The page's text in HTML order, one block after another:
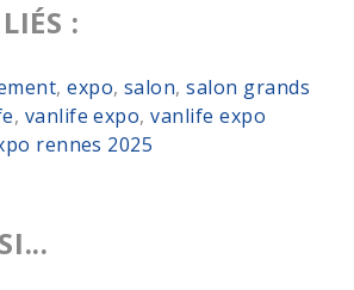
:
,expo, salon,salon grands
, vanlife expo,vanlife expo
rennes 2025